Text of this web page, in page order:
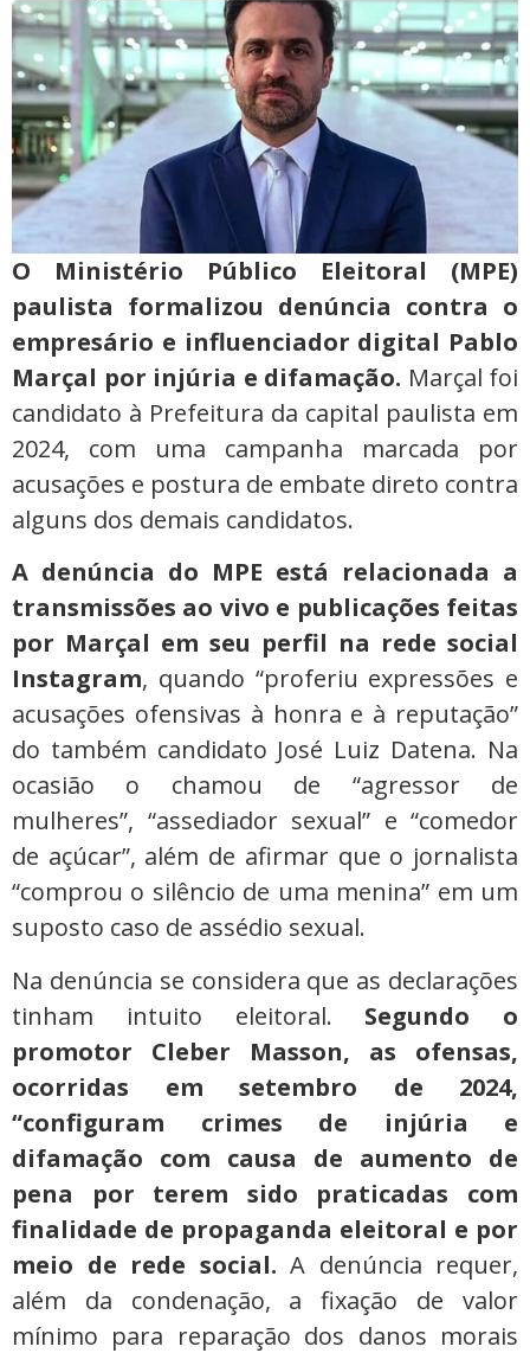
O Ministério Público Eleitoral (MPE)
paulista formalizou denúncia contra o
empresário e influenciador digital Pablo
Marçal por injúria e difamação. Marçal foi
candidato à Prefeitura da capital paulista em
2024, com uma campanha marcada por
acusações e postura de embate direto contra
alguns dos demais candidatos.
A denúncia do MPE está relacionada a
transmissões ao vivo e publicações feitas
por Marçal em seu perfil na rede social
Instagram, quando “proferiu expressões e
acusações ofensivas à honra e à reputação”
do também candidato José Luiz Datena. Na
ocasião o chamou de “agressor de
mulheres”, “assediador sexual” e “comedor
de açúcar”, além de afirmar que o jornalista
“comprou o silêncio de uma menina” em um
suposto caso de assédio sexual.
Na denúncia se considera que as declarações
tinham intuito eleitoral. Segundo o
promotor Cleber Masson, as ofensas,
ocorridas em setembro de 2024,
“configuram crimes de injúria e
difamação com causa de aumento de
pena por terem sido praticadas com
finalidade de propaganda eleitoral e por
meio de rede social. A denúncia requer,
além da condenação, a fixação de valor
mínimo para reparação dos danos morais